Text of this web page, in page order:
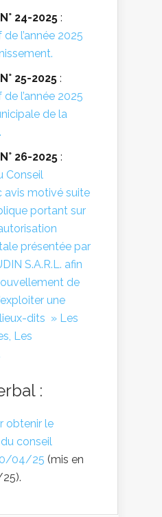
24-2025 :
l’année 2025
25-2025 :
l’année 2025
de la
26-2025 :
Conseil
avis motivé suite
portant sur
présentée par
S.A.R.L. afin
de
une
dits » Les
Les
:
obtenir le
conseil
04/25 (mis en